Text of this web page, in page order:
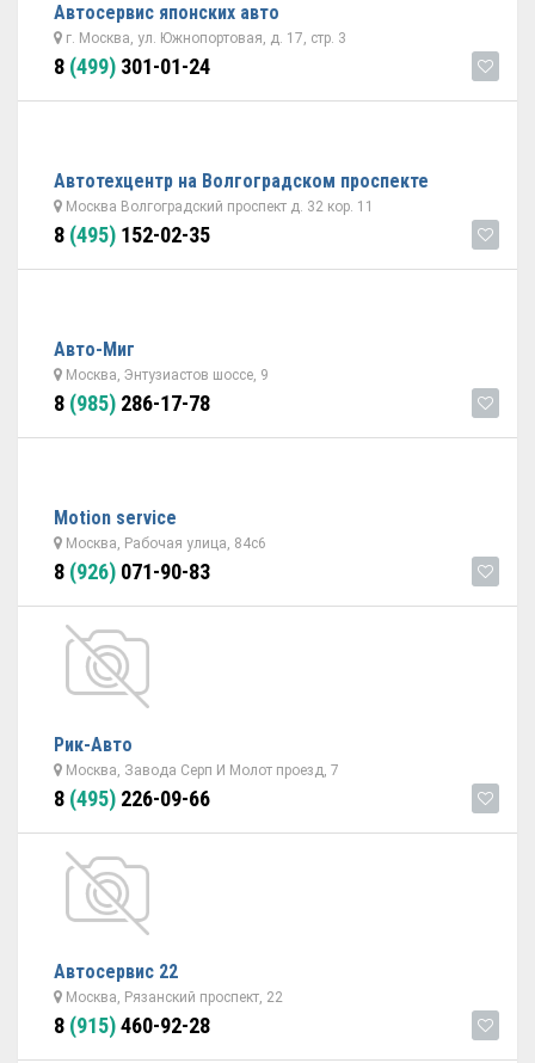
Автосервис японских авто
г. Москва, ул. Южнопортовая, д. 17, стр. 3
8 (499) 301-01-24
Автотехцентр на Волгоградском проспекте
Москва Волгоградский проспект д. 32 кор. 11
8 (495) 152-02-35
Авто-Миг
Москва, Энтузиастов шоссе, 9
8 (985) 286-17-78
Motion service
Москва, Рабочая улица, 84с6
8 (926) 071-90-83
Рик-Авто
Москва, Завода Серп И Молот проезд, 7
8 (495) 226-09-66
Автосервис 22
Москва, Рязанский проспект, 22
8 (915)460-92-28